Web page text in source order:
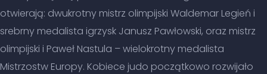
otwierają: dwukrotny mistrz olimpijski Waldemar Legień i
srebrny medalista igrzysk Janusz Pawłowski, oraz mistrz
olimpijski i Paweł Nastula – wielokrotny medalista
Mistrzostw Europy. Kobiece judo początkowo rozwijało